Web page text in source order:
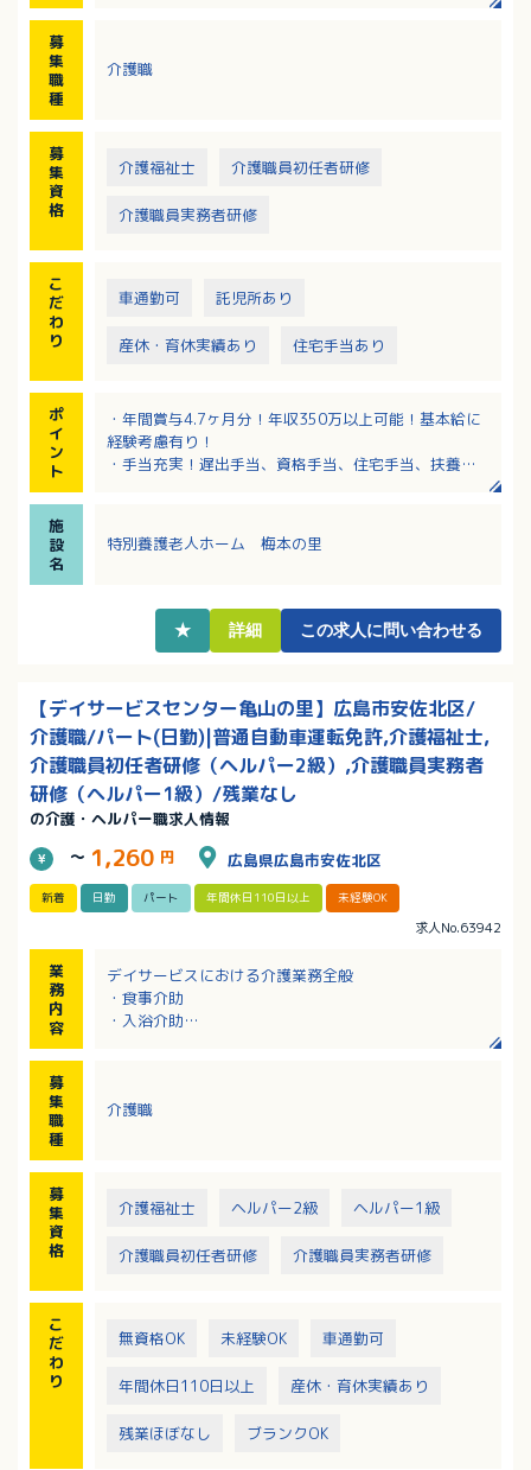
制）・外出レク 有
のみです。
募
集
職
種
介護職
募
集
資
格
介護福祉士 介護職員初任者研修
介護職員実務者研修
こ
だ
わ
り
車通勤可 託児所あり
産休・育休実績あり 住宅手当あり
ポ
イ
ン
ト
・年間賞与4.7ヶ月分！年収350万以上可能！基本給に
経験考慮有り！
・手当充実！遅出手当、資格手当、住宅手当、扶養手
ューの時期は決めています！
・ボトムUP型の経営風土が魅力！職員の意見を取り入
・たとえば、「休憩は別室でしっかりとる」や、「有
休はとりやすい雰囲気がある」など、「当たり前」な
施
設
名
特別養護老人ホーム 梅本の里
★ 詳細 この求人に問い合わせる
【デイサービスセンター亀山の里】広島市安佐北区/
介護職/パート(日勤)|普通自動車運転免許,介護福祉士,
介護職員初任者研修（ヘルパー2級）,介護職員実務者
研修（ヘルパー1級）/残業なし
の介護・ヘルパー職求人情報
～ 1,260 円 広島県広島市安佐北区
新着 日勤 パート 年間休日110日以上 未経験OK
求人No.63942
業
務
内
容
デイサービスにおける介護業務全般
・食事介助
・入浴介助
募
集
職
種
介護職
募
集
資
格
介護福祉士 ヘルパー2級 ヘルパー1級
介護職員初任者研修 介護職員実務者研修
こ
だ
わ
り
無資格OK 未経験OK 車通勤可
年間休日110日以上 産休・育休実績あり
残業ほぼなし ブランクOK